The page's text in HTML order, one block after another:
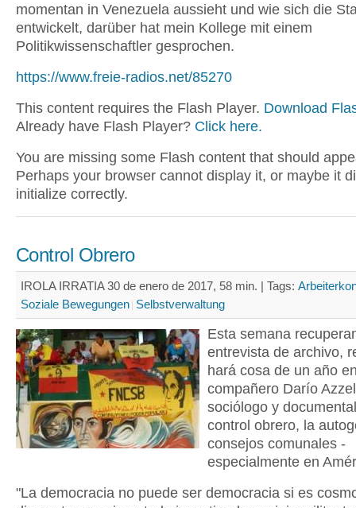
momentan in Venezuela aussieht und wie sich die
entwickelt, darüber hat mein Kollege mit einem
Politikwissenschaftler gesprochen.
https://www.freie-radios.net/85270
This content requires the Flash Player. Download
Already have Flash Player? Click here.
You are missing some Flash content that should
Perhaps your browser cannot display it, or maybe it
initialize correctly.
Control Obrero
IROLA IRRATIA 30 de enero de 2017, 58 min. | Tags:
Soziale Bewegungen Selbstverwaltung
Esta semana
entrevista de archivo,
hará cosa de un año
compañero Darío
sociólogo y
control obrero, la
consejos comunales -
especialmente en
"La democracia no puede ser democracia si es